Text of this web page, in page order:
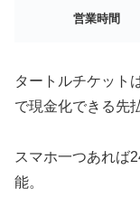
営業時間
タートルチケット
で現金化できる先
スマホ一つあれば
能。